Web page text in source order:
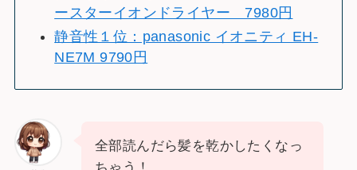
ースターイオンドライヤー 7980円
静音性１位：panasonic イオニティ EH-
NE7M 9790円
全部読んだら髪を乾かしたくなっ
ちゃう！